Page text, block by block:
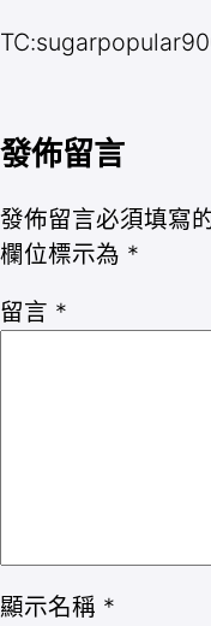
發佈留言
發佈留言必須填寫
欄位標示為 *
留言 *
顯示名稱 *